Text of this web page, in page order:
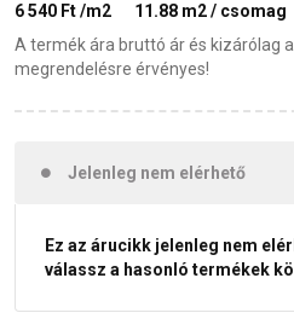
6 540 Ft /m2
11.88 m2 / csomag
A termék ára bruttó ár és kizárólag
megrendelésre érvényes!
Jelenleg nem elérhető
Ez az árucikk jelenleg nem
válassz a hasonló termékek